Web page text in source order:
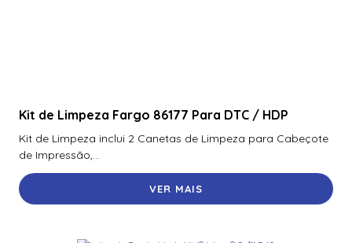
Kit de Limpeza Fargo 86177 Para DTC / HDP
Kit de Limpeza inclui 2 Canetas de Limpeza para Cabeçote
de Impressão,...
VER MAIS